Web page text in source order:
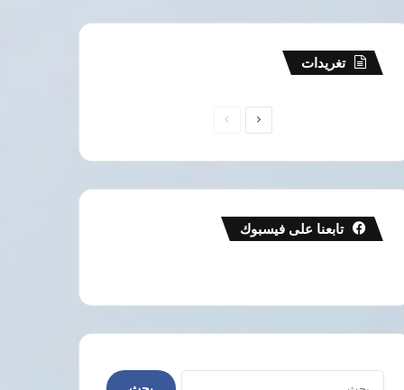
تغريدات
الصفحةالصفحة
تابعنا على فيسبوك
البحث